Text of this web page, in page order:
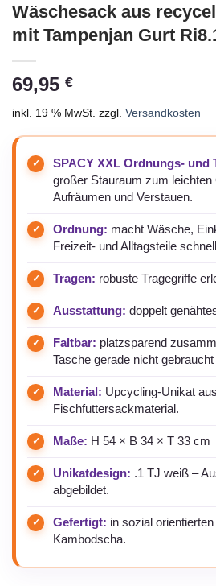
Wäschesack aus
mit Tampenjan Gurt
69,95 €
inkl. 19 % MwSt. zzgl. Versandkosten
SPACY XXL Ordnungs- und
großer Stauraum zum leichten
Aufräumen und Verstauen.
Ordnung: macht Wäsche,
Freizeit- und Alltagsteile
Tragen: robuste Tragegriffe
Ausstattung: doppelt
Faltbar: platzsparend
Tasche gerade nicht gebraucht
Material: Upcycling-Unikat
Fischfuttersackmaterial.
Maße: H 54 × B 34 × T 33 cm
Unikatdesign: .1 TJ weiß –
abgebildet.
Gefertigt: in sozial
Kambodscha.